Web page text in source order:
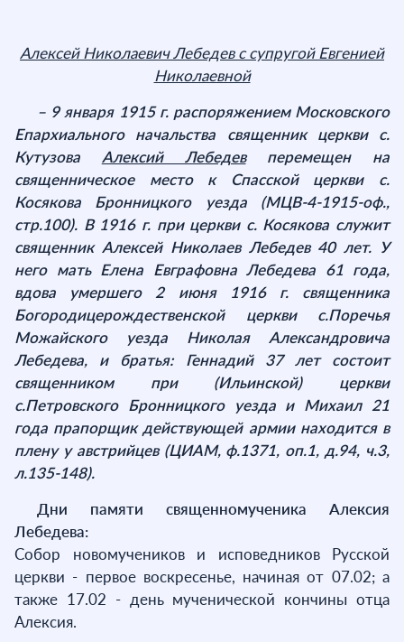
Алексей Николаевич Лебедев с супругой Евгенией
Николаевной
– 9 января 1915 г. распоряжением Московского
Епархиального начальства священник церкви с.
Кутузова Алексий Лебедевперемещен на
священническое место к Спасской церкви с.
Косякова Бронницкого уезда (МЦВ-4-1915-оф.,
стр.100). В 1916 г. при церкви с. Косякова служит
священник Алексей Николаев Лебедев 40 лет. У
него мать Елена Евграфовна Лебедева 61 года,
вдова умершего 2 июня 1916 г. священника
Богородицерождественской церкви с.Поречья
Можайского уезда Николая Александровича
Лебедева, и братья: Геннадий 37 лет состоит
священником при (Ильинской) церкви
с.Петровского Бронницкого уезда и Михаил 21
года прапорщик действующей армии находится в
плену у австрийцев (ЦИАМ, ф.1371, оп.1, д.94, ч.3,
л.135-148).
Дни памяти священномученика Алексия
Лебедева:
Собор новомучеников и исповедников Русской
церкви - первое воскресенье, начиная от 07.02; а
также 17.02 - день мученической кончины отца
Алексия.